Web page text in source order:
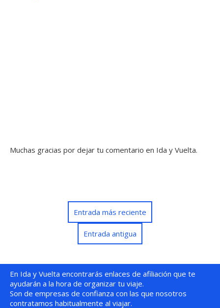
Muchas gracias por dejar tu comentario en Ida y Vuelta.
Entrada más reciente
Entrada antigua
En Ida y Vuelta encontrarás enlaces de afiliación que te
ayudarán a la hora de organizar tu viaje.
Son de empresas de confianza con las que nosotros
contratamos habitualmente al viajar.